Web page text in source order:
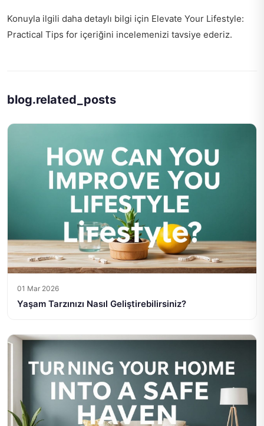
Konuyla ilgili daha detaylı bilgi için Elevate Your Lifestyle:
Practical Tips for içeriğini incelemenizi tavsiye ederiz.
blog.related_posts
01 Mar 2026
Yaşam Tarzınızı Nasıl Geliştirebilirsiniz?